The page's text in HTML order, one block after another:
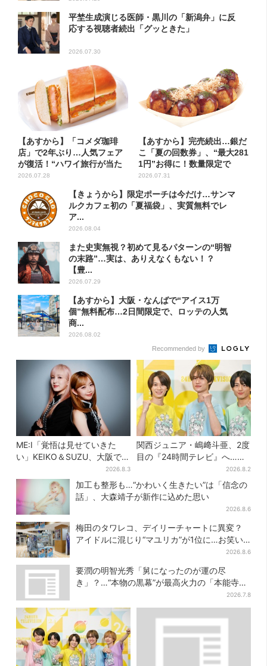
平埜生成演じる医師・黒川の「新潟弁」に反
応する視聴者続出「グッときた」
2026.07.30
【あすから】「コメダ珈琲
店」で2年ぶり…人気フェア
が復活！“ハワイ旅行が当た
る”...
2026.07.28
【あすから】完売続出…銀だ
こ「夏の回数券」、“最大281
1円”お得に！数量限定で
2026.07.31
【きょうから】限定ポーチは今だけ…サンマ
ルクカフェ初の「夏福袋」、実質無料でレ
ア...
2026.08.04
また史実無視？初めて見るパターンの“明智
の末路”…実は、ありえなくもない！？
【豊...
2026.07.29
【あすから】大阪・なんばで“アイス1万
個”無料配布…2日間限定で、ロッテの人気
商...
2026.08.02
Recommended by
ME:I「覚悟は見せていきた
い」KEIKO＆SUZU、大阪で語
る…“日プ女子”からの3年間
と、7人で目指す夢
2026.8.3
関西ジュニア・嶋﨑斗亜、2度
目の『24時間テレビ』へ…ほ
かのメンバーに助言「サポー
ターたるもの」
2026.8.2
加工も整形も…“かわいく生きたい”は「信念の
話」、大森靖子が新作に込めた思い
2026.8.6
梅田のタワレコ、デイリーチャートに異変？
アイドルに混じり“マユリカ”が1位に…お笑い
2026.8.6
要潤の明智光秀「舅になったのが運の尽
き」？…“本物の黒幕”が最高火力の「本能寺」
2026.7.8